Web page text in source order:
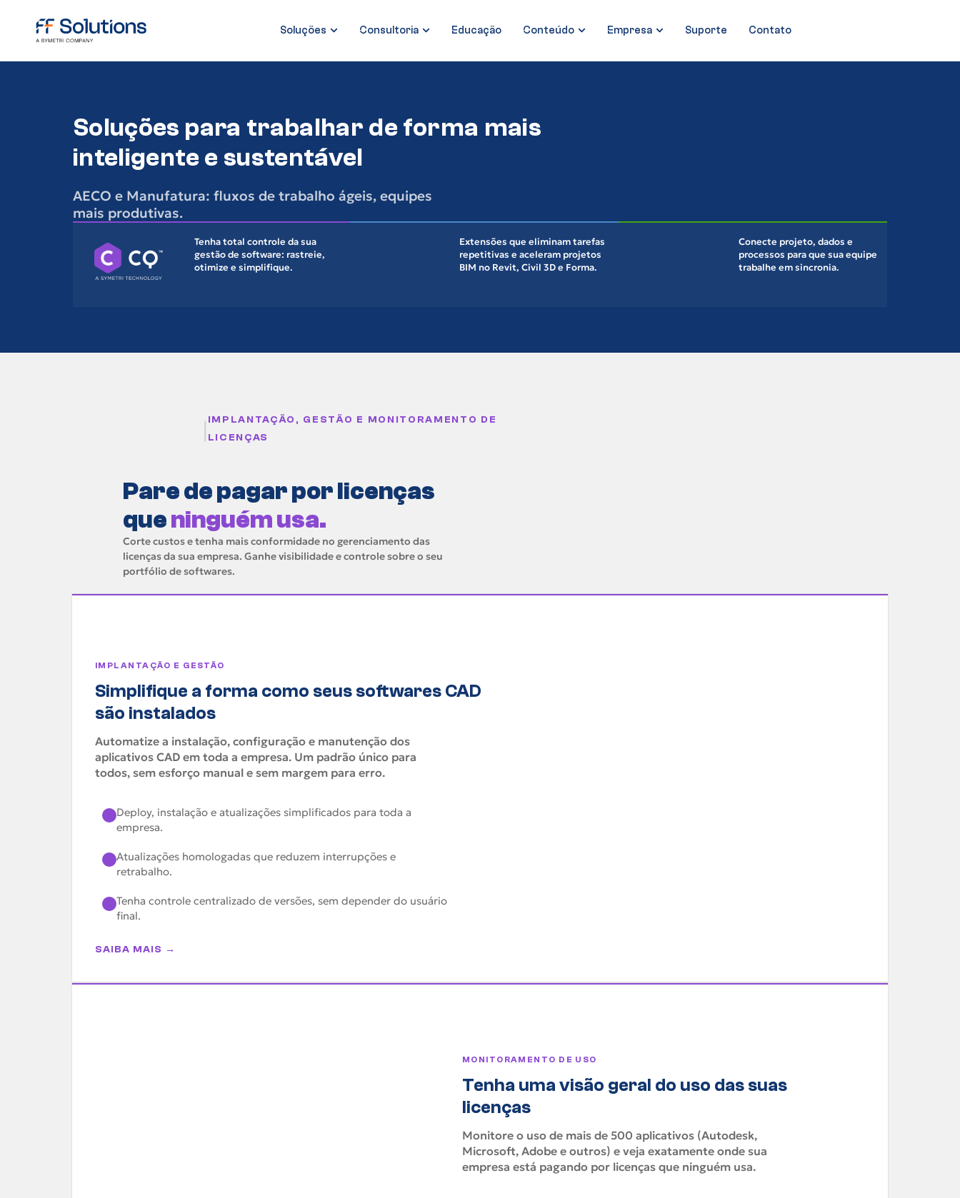
Soluções Consultoria Educação Conteúdo Empresa Suporte Contato
Soluções para trabalhar de forma mais
inteligente e sustentável
AECO e Manufatura: fluxos de trabalho ágeis, equipes
mais produtivas.
Tenha total controle da sua
gestão de software: rastreie,
otimize e simplifique.
Extensões que eliminam tarefas
repetitivas e aceleram projetos
BIM no Revit, Civil 3D e Forma.
Conecte projeto, dados e
processos para que sua equipe
trabalhe em sincronia.
IMPLANTAÇÃO, GESTÃO E MONITORAMENTO DE
LICENÇAS
Pare de pagar por licenças
queninguém usa.
Corte custos e tenha mais conformidade no gerenciamento das
licenças da sua empresa. Ganhe visibilidade e controle sobre o seu
portfólio de softwares.
IMPLANTAÇÃO E GESTÃO
Simplifique a forma como seus softwares CAD
são instalados
Automatize a instalação, configuração e manutenção dos
aplicativos CAD em toda a empresa. Um padrão único para
todos, sem esforço manual e sem margem para erro.
Deploy, instalação e atualizações simplificados para toda a
empresa.
Atualizações homologadas que reduzem interrupções e
retrabalho.
Tenha controle centralizado de versões, sem depender do usuário
final.
SAIBA MAIS →
MONITORAMENTO DE USO
Tenha uma visão geral do uso das suas
licenças
Monitore o uso de mais de 500 aplicativos (Autodesk,
Microsoft, Adobe e outros) e veja exatamente onde sua
empresa está pagando por licenças que ninguém usa.